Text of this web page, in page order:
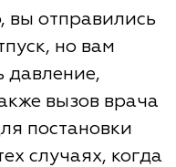
вы отправились
но вам
давление,
вызов врача
постановки
случаях, когда